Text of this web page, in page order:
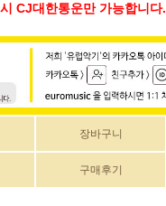
CJ대한통운만 가능합니다.
장바구니
구매후기